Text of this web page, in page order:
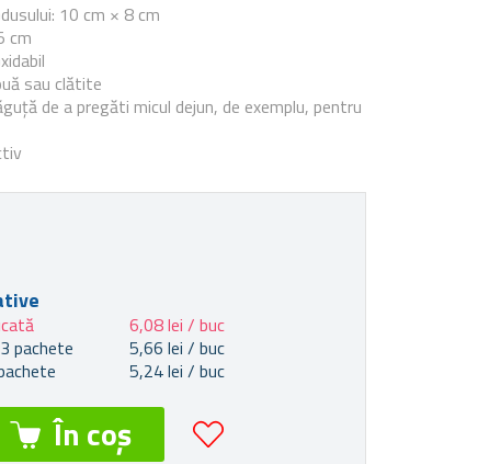
10 cm × 8 cm
cm
sau clătite
de a pregăti micul dejun, de exemplu, pentru
6,08 lei / buc
pachete
5,66 lei / buc
5,24 lei / buc